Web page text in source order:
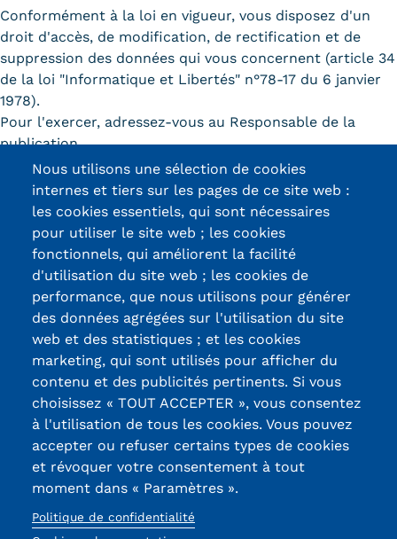
Formation en présentiel
Alternance
Validation des Acquis de
l'Expérience (VAE)
Validation des études
supérieures (VES)
Validation des acquis
professionnels et personnels
(VAPP)
Infos pratiques
Discrimination/égalité/mixité
Handi'Cnam
Témoignages
Conformément à la loi en vigueur, vous disposez d'un
droit d'accès, de modification, de rectification et de
suppression des données qui vous concernent (article 34
de la loi "Informatique et Libertés" n°78-17 du 6 janvier
1978).
Pour l'exercer, adressez-vous au Responsable de la
publication.
MAJ Mars 2026
13, Rue Ernest
Thierry-Mieg
90010 BELFORT
Cedex
03 84 58 33 10
Certifications /
Labels qualité
Nous utilisons une sélection de cookies
internes et tiers sur les pages de ce site web :
les cookies essentiels, qui sont nécessaires
pour utiliser le site web ; les cookies
fonctionnels, qui améliorent la facilité
d'utilisation du site web ; les cookies de
performance, que nous utilisons pour générer
des données agrégées sur l'utilisation du site
web et des statistiques ; et les cookies
marketing, qui sont utilisés pour afficher du
contenu et des publicités pertinents. Si vous
choisissez « TOUT ACCEPTER », vous consentez
à l'utilisation de tous les cookies. Vous pouvez
accepter ou refuser certains types de cookies
et révoquer votre consentement à tout
moment dans « Paramètres ».
Politique de confidentialité